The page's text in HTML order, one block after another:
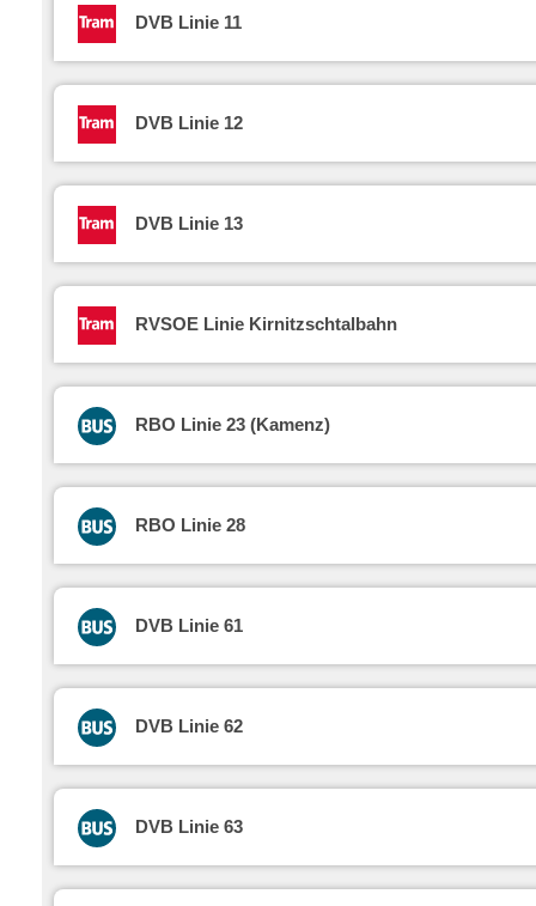
DVB Linie 11
DVB Linie 12
DVB Linie 13
RVSOE Linie Kirnitzschtalbahn
RBO Linie 23 (Kamenz)
RBO Linie 28
DVB Linie 61
DVB Linie 62
DVB Linie 63